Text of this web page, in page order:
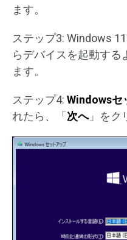
ます。
ステップ3: Windows
らデバイスを起動する
ます。
ステップ4: Windowsセ
れたら、「 次へ」をク